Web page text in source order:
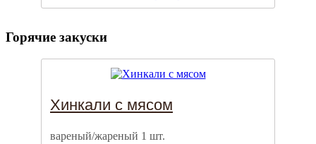
Горячие закуски
Хинкали с мясом
вареный/жареный 1 шт.